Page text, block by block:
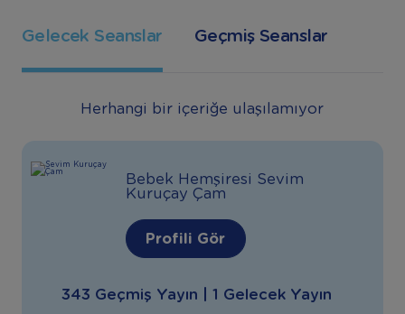
Gelecek Seanslar Geçmiş Seanslar
Herhangi bir içeriğe ulaşılamıyor
Bebek Hemşiresi Sevim
Kuruçay Çam
Profili Gör
343 Geçmiş Yayın | 1 Gelecek Yayın